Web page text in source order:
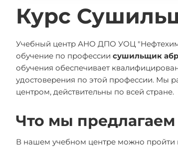
Курс
Учебный центр АНО ДПО УОЦ "Нефтехим
обучение по профессии сушильщик
обучения обеспечивает
удостоверения по этой профессии. Мы
центром, действительны по всей стране.
Что мы предлагаем
В нашем учебном центре можно пройти